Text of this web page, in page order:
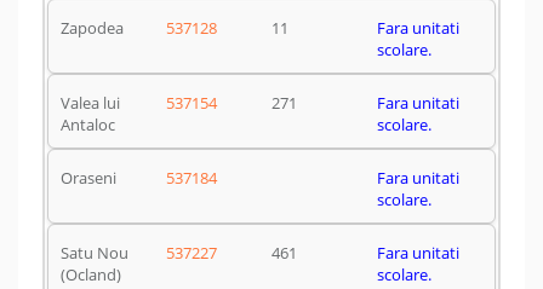
Zapodea 537128 11
Fara unitati
scolare.
Valea lui
Antaloc
537154 271
Fara unitati
scolare.
Oraseni 537184
Fara unitati
scolare.
Satu Nou
(Ocland)
537227 461
Fara unitati
scolare.